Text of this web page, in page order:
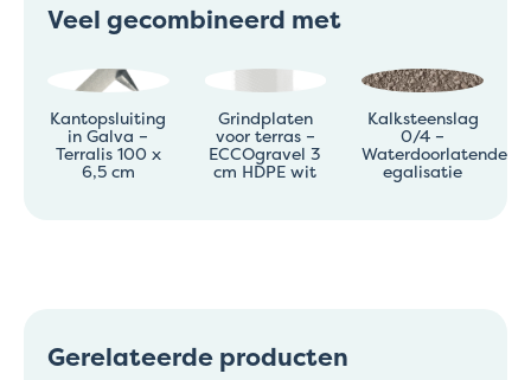
Veel gecombineerd met
Kantopsluiting
in Galva –
Terralis 100 x
6,5 cm
Grindplaten
voor terras –
ECCOgravel 3
cm HDPE wit
Kalksteenslag
0/4 –
Waterdoorlatende
egalisatie
Gerelateerde producten